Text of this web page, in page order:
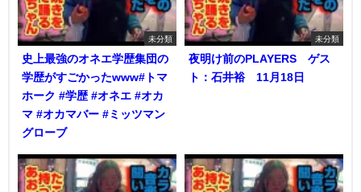
未分類
史上最強のオネエ学歴集団の
学歴がすごかったwww#トマ
ホーク #学歴 #オネエ #オカ
マ #オカマバー #ミッツマン
グローブ
未分類
夜明け前のPLAYERS ゲス
ト：石井裕 11月18日